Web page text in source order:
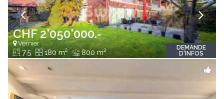
CHF 2'050'000.-
Vernier
7.5 180 m2 800 m2
DEMANDE
D'INFOS